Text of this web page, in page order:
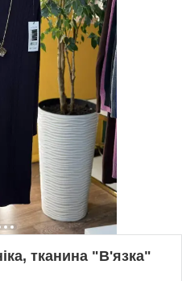
тканина "В'язка"